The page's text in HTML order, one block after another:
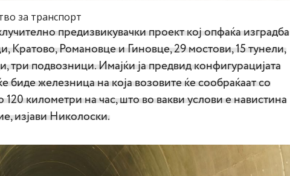
за транспорт
предизвикувачки проект кој опфаќа изградба
Кратово, Романовце и Гиновце, 29 мостови, 15 тунели,
три подвозници. Имајќи ја предвид конфигурацијата
биде железница на која возовите ќе сообраќаат со
120 километри на час, што во вакви услови е навистина
изјави Николоски.